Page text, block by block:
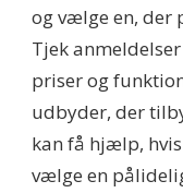
og vælge en, der
Tjek
priser og
udbyder, der
kan få hjælp,
vælge en